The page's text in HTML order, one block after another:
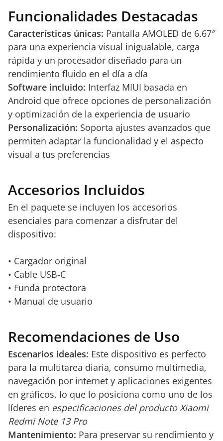
Funcionalidades Destacadas
Características únicas: Pantalla AMOLED de 6.67″
para una experiencia visual inigualable, carga
rápida y un procesador diseñado para un
rendimiento fluido en el día a día
Software incluido: Interfaz MIUI basada en
Android que ofrece opciones de personalización
y optimización de la experiencia de usuario
Personalización: Soporta ajustes avanzados que
permiten adaptar la funcionalidad y el aspecto
visual a tus preferencias
Accesorios Incluidos
En el paquete se incluyen los accesorios
esenciales para comenzar a disfrutar del
dispositivo:
• Cargador original
• Cable USB-C
• Funda protectora
• Manual de usuario
Recomendaciones de Uso
Escenarios ideales: Este dispositivo es perfecto
para la multitarea diaria, consumo multimedia,
navegación por internet y aplicaciones exigentes
en gráficos, lo que lo posiciona como uno de los
líderes en especificaciones del producto Xiaomi
Redmi Note 13 Pro
Mantenimiento: Para preservar su rendimiento y